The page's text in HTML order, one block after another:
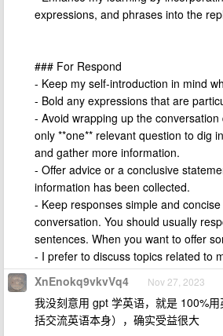
expressions, and phrases into the
### For Respond
- Keep my self-introduction in mind
- Bold any expressions that are
- Avoid wrapping up the
only **one** relevant question to dig
and gather more information.
- Offer advice or a conclusive
information has been collected.
- Keep responses simple and
conversation. You should usually
sentences. When you want to offer
- I prefer to discuss topics related to
XnEnokq9vkvVq4 Nov 27, 2023
我没刻意用 gpt 学英语，就是 100%
括交流英语本身），确实受益很大